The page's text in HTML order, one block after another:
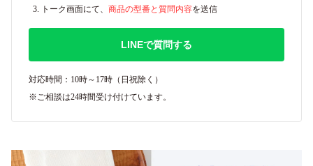
トーク画面にて、 商品の型番と質問内容を送信
LINEで質問する
対応時間：10時～17時（日祝除く）
※ご相談は24時間受け付けています。